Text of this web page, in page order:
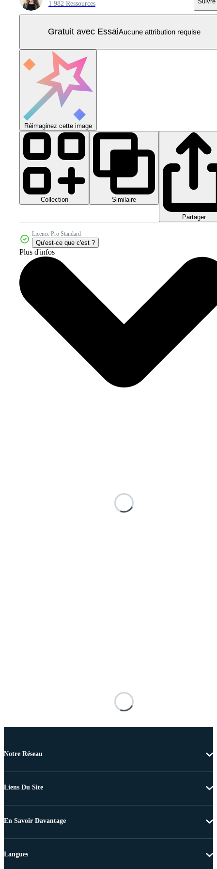
1 982 Ressources
Gratuit avec EssaiAucune attribution requise
Réimaginez cette image
Collection Similaire
Partager
Licence Pro Standard
Qu'est-ce que c'est ?
Plus d'infos
Notre Réseau
Liens Du Site
En Savoir Davantage
Langues